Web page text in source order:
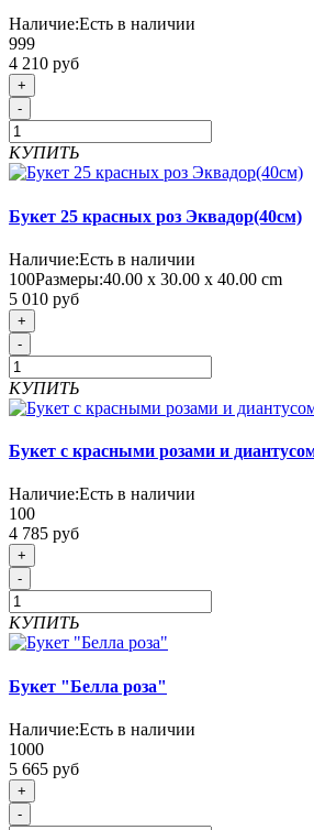
Наличие:Есть в наличии
999
4 210 руб
+
-
КУПИТЬ
Букет 25 красных роз Эквадор(40см)
Наличие:Есть в наличии
100Размеры:40.00 х 30.00 х 40.00 cm
5 010 руб
+
-
КУПИТЬ
Букет с красными розами и
Наличие:Есть в наличии
100
4 785 руб
+
-
КУПИТЬ
Букет "Белла роза"
Наличие:Есть в наличии
1000
5 665 руб
+
-